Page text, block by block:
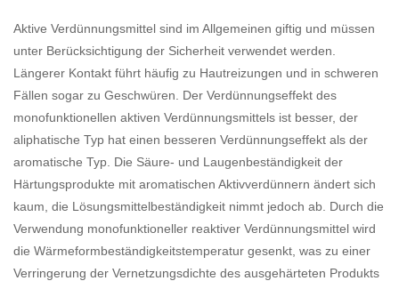
Aktive Verdünnungsmittel sind im Allgemeinen giftig und müssen
unter Berücksichtigung der Sicherheit verwendet werden.
Längerer Kontakt führt häufig zu Hautreizungen und in schweren
Fällen sogar zu Geschwüren. Der Verdünnungseffekt des
monofunktionellen aktiven Verdünnungsmittels ist besser, der
aliphatische Typ hat einen besseren Verdünnungseffekt als der
aromatische Typ. Die Säure- und Laugenbeständigkeit der
Härtungsprodukte mit aromatischen Aktivverdünnern ändert sich
kaum, die Lösungsmittelbeständigkeit nimmt jedoch ab. Durch die
Verwendung monofunktioneller reaktiver Verdünnungsmittel wird
die Wärmeformbeständigkeitstemperatur gesenkt, was zu einer
Verringerung der Vernetzungsdichte des ausgehärteten Produkts